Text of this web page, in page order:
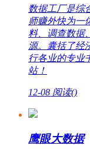
数据工厂是综
师赚外快为一
料、调查数据
源。囊括了经
行各业的专业
站！
12-08 阅读()
鹰眼大数据